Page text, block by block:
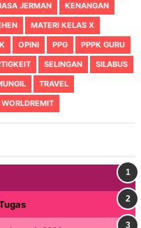
JERMAN
KENANGAN
MATERI KELAS X
OPINI PPG
PPPK GURU
SELINGAN
SILABUS
TRAVEL
WORLDREMIT